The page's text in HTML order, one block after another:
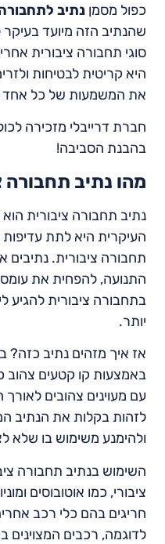
כפול מסמן נתיב
שהנתיב הזה מיועד בעיקר
סוגי תחבורה ציבורית
היא קריטית לבטיחות
את המשמעות של כל
חברת דרייבלי מזכירה
בהבנת הסביבה!
מהו נתיב תחבורה
נתיב תחבורה ציבורית
העיקרית היא לתת
תחבורה ציבורית.
התנועה, להפחית את
בתחבורה ציבורית להגיע
יותר.
אז איך מזהים נתיב כזה?
באמצעות קו קטעים צהוב
עם מעוינים צהובים לאורך
לזהות בקלות את הנתיב
ולהימנע משימוש בו שלא
השימוש בנתיב תחבורה
ציבורי, כמו אוטובוסים
חריגים בהם כלי רכב
לדוגמה, רכבים המצוינים